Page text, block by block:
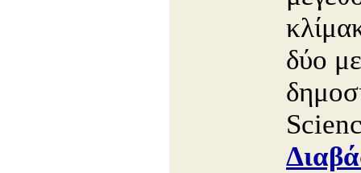
δύο